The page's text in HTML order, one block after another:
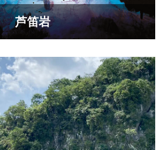
芦笛岩